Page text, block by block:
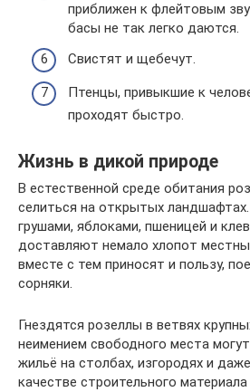
приближен к флейтовым
басы не так легко даются.
Свистят и щебечут.
Птенцы, привыкшие к
проходят быстро.
Жизнь в дикой природе
В естественной среде обитания
селиться на открытых
грушами, яблоками, пшеницей и
доставляют немало хлопот
вместе с тем приносят и пользу,
сорняки.
Гнездятся розеллы в ветвях
неимением свободного места
жильё на столбах, изгородях и
качестве строительного